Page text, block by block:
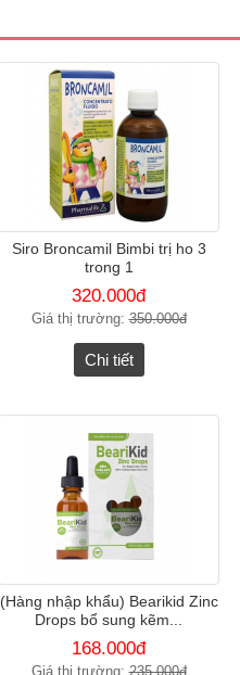
Siro Broncamil Bimbi trị ho 3
trong 1
320.000đ
Giá thị trường:350.000đ
Chi tiết
(Hàng nhập khẩu) Bearikid Zinc
Drops bổ sung kẽm...
168.000đ
Giá thị trường:235.000đ